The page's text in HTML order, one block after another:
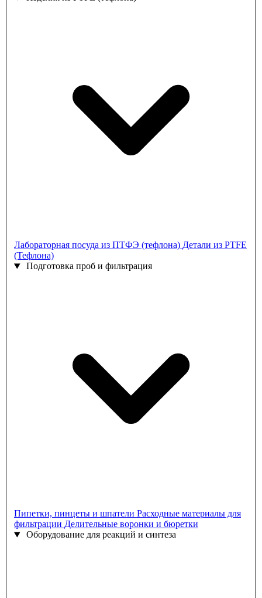
Лабораторная посуда из ПТФЭ (тефлона) Детали из PTFE
(Тефлона)
Подготовка проб и фильтрация
Пипетки, пинцеты и шпатели Расходные материалы для
фильтрации Делительные воронки и бюретки
Оборудование для реакций и синтеза